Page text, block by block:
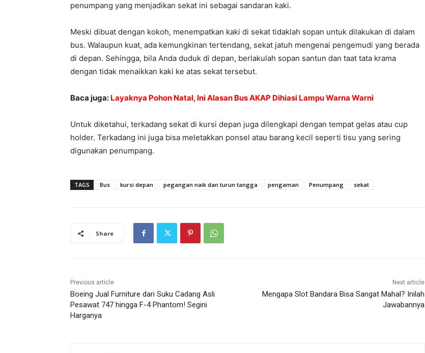
penumpang yang menjadikan sekat ini sebagai sandaran kaki.
Meski dibuat dengan kokoh, menempatkan kaki di sekat tidaklah sopan untuk dilakukan di dalam
bus. Walaupun kuat, ada kemungkinan tertendang, sekat jatuh mengenai pengemudi yang berada
di depan. Sehingga, bila Anda duduk di depan, berlakulah sopan santun dan taat tata krama
dengan tidak menaikkan kaki ke atas sekat tersebut.
Baca juga: Layaknya Pohon Natal, Ini Alasan Bus AKAP Dihiasi Lampu Warna Warni
Untuk diketahui, terkadang sekat di kursi depan juga dilengkapi dengan tempat gelas atau cup
holder. Terkadang ini juga bisa meletakkan ponsel atau barang kecil seperti tisu yang sering
digunakan penumpang.
TAGS Bus kursi depan pegangan naik dan turun tangga pengaman Penumpang sekat
Share
Previous article
Boeing Jual Furniture dari Suku Cadang Asli
Pesawat 747 hingga F-4 Phantom! Segini
Harganya
Next article
Mengapa Slot Bandara Bisa Sangat Mahal? Inilah
Jawabannya